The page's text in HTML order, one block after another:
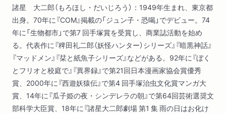
諸星 大二郎（もろほし・だいじろう）：1949年生まれ、東京都
出身。70年に『COM』掲載の「ジュン子・恐喝」でデビュー。74
年に「生物都市」で第7 回手塚賞を受賞し、商業誌活動を始め
る。代表作に『稗田礼二郎（妖怪ハンター）シリーズ』『暗黒神話』
『マッドメン』『栞と紙魚子シリーズ』などがある。92年に『ぼく
とフリオと校庭で』『異界録』で第21回日本漫画家協会賞優秀
賞、2000年に『西遊妖猿伝』で第4 回手塚治虫文化賞マンガ大
賞、14年に『瓜子姫の夜・シンデレラの朝』で第64回芸術選奨文
部科学大臣賞、18年に『諸星大二郎劇場 第1 集 雨の日はお化け